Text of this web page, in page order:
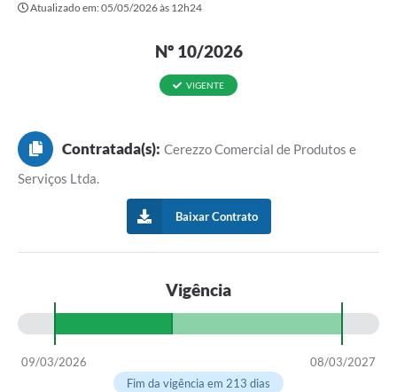
Atualizado em: 05/05/2026 às 12h24
Nº 10/2026
VIGENTE
Contratada(s): Cerezzo Comercial de Produtos e
Serviços Ltda.
Baixar Contrato
Vigência
09/03/2026
08/03/2027
Fim da vigência em 213 dias